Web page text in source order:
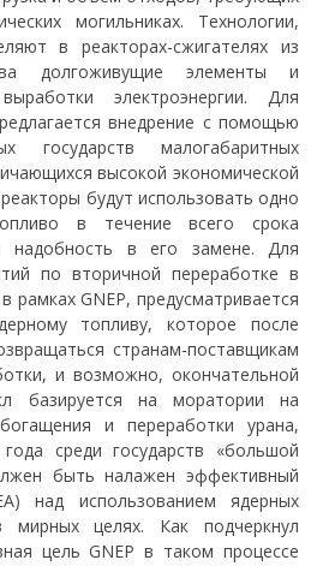
могильниках. Технологии,
в реакторах-сжигателях из
долгоживущие элементы и
электроэнергии. Для
внедрение с помощью
государств малогабаритных
высокой экономической
будут использовать одно
в течение всего срока
надобность в его замене. Для
по вторичной переработке в
рамках GNEP, предусматривается
топливу, которое после
странам-поставщикам
и возможно, окончательной
базируется на моратории на
и переработки урана,
среди государств «большой
быть налажен эффективный
над использованием ядерных
мирных целях. Как подчеркнул
цель GNEP в таком процессе